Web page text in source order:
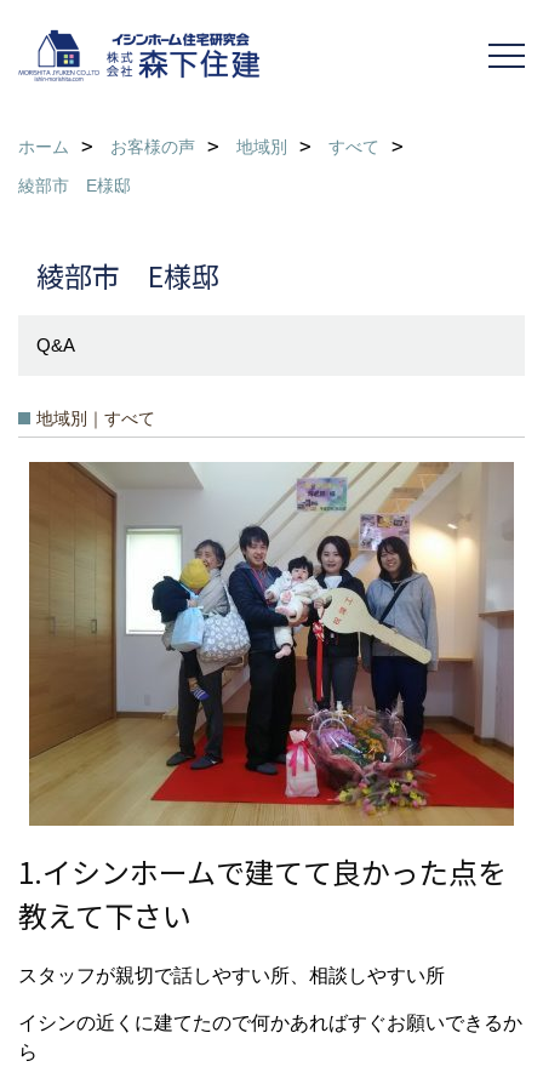
ホーム お客様の声 地域別
すべて
綾部市 E様邸
綾部市 E様邸
Q&A
地域別｜すべて
1.イシンホームで建てて良かった点を
教えて下さい
スタッフが親切で話しやすい所、相談しやすい所
イシンの近くに建てたので何かあればすぐお願いできるか
ら